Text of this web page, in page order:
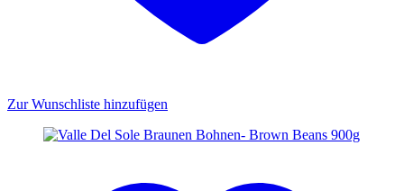
Zur Wunschliste hinzufügen